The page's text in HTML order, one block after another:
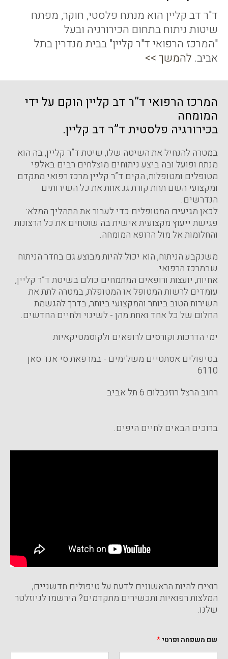
ד"ר דב קליין הוא מנתח פלסטי, חוקר, מפתח
שיטות ניתוח בתחום הכירורגיה ובעל
"המרכז הרפואי ד"ר קליין" בבית מנדרין בתל
אביב. להמשך >>
המרכז הרפואי ד”ר דב קליין הוקם על ידי
המומחה
בכירורגיה פלסטית ד”ר דב קליין.
במטרה להנחיל את השיטה שלו, שיטת ד”ר קליין, בה הוא
מנתח ופועל ובה ביצע ניתוחים מוצלחים רבים באלפי
מטופלים ומטופלות, הקים ד”ר קליין מרכז רפואי מתקדם
ומקצועי השם תחת קורת גג אחת את כל השירותים
הנדרשים.
לכאן מגיעים המטופלים כדי לעבור את התהליך המלא:
פגישת ייעוץ מקצועית אישית בה שוטחים את כל הרצונות
והחלומות אל מול הרופא המומחה.
משנקבע הניתוח, הוא יכול להיות מבוצע גם בחדר הניתוח
שבמרכז הרפואי.
אחיות, יועצות ורופאים המתמחים כולם בשיטת ד”ר קליין,
עומדים לרשות המטופל או המטופלת, במטרה לתת את
השירות הטוב ביותר והמקצועי ביותר, בדרך להגשמת
החלום של כל אחד ואחת מהן - לשינוי ולחיים החדשים.
ימי הדרכות וקורסים לרופאים ולקוסמטיקאיות
בטיפולים אסתטיים משלימים - במרפאת סי אנד סאן
6110
רחוב הרצל רוזנבלום 6 תל אביב
ברוכים הבאים לחיים היפים.
רוצים להיות הראשונים לדעת על טיפולים חדשניים,
המלצות רפואיות ותכשירים מתקדמים? הירשמו לניוזלטר
שלנו.
ם
ש
שם משפחה ופרטי*